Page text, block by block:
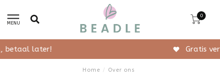
MENU
0
Home / Over ons